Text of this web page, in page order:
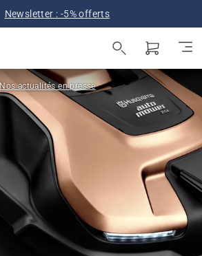
Newsletter : -5% offerts
Nos actualités en presse